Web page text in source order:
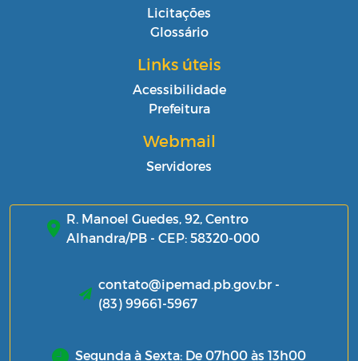
Licitações
Glossário
Links úteis
Acessibilidade
Prefeitura
Webmail
Servidores
R. Manoel Guedes, 92, Centro
Alhandra/PB - CEP: 58320-000
contato@ipemad.pb.gov.br -
(83) 99661-5967
Segunda à Sexta: De 07h00 às 13h00